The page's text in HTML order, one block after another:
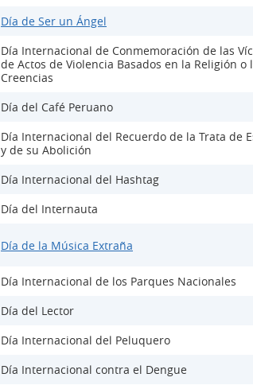
Día de Ser un Ángel
Día Internacional de Conmemoración de las
de Actos de Violencia Basados en la Religión o
Creencias
Día del Café Peruano
Día Internacional del Recuerdo de la Trata de
y de su Abolición
Día Internacional del Hashtag
Día del Internauta
Día de la Música Extraña
Día Internacional de los Parques Nacionales
Día del Lector
Día Internacional del Peluquero
Día Internacional contra el Dengue